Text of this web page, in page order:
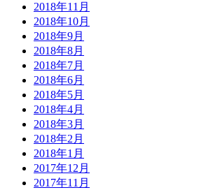
2018年11月
2018年10月
2018年9月
2018年8月
2018年7月
2018年6月
2018年5月
2018年4月
2018年3月
2018年2月
2018年1月
2017年12月
2017年11月